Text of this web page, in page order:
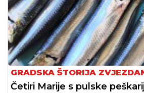
GRADSKA ŠTORIJA
Četiri Marije s pulske